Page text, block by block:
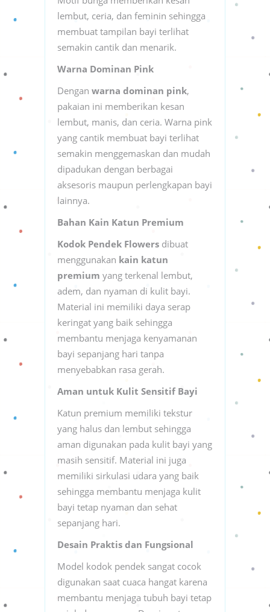
lembut, ceria, dan feminin sehingga
membuat tampilan bayi terlihat
semakin cantik dan menarik.
Warna Dominan Pink
Dengan warna dominan pink,
pakaian ini memberikan kesan
lembut, manis, dan ceria. Warna pink
yang cantik membuat bayi terlihat
semakin menggemaskan dan mudah
dipadukan dengan berbagai
aksesoris maupun perlengkapan bayi
lainnya.
Bahan Kain Katun Premium
Kodok Pendek Flowers dibuat
menggunakan kain katun
premium yang terkenal lembut,
adem, dan nyaman di kulit bayi.
Material ini memiliki daya serap
keringat yang baik sehingga
membantu menjaga kenyamanan
bayi sepanjang hari tanpa
menyebabkan rasa gerah.
Aman untuk Kulit Sensitif Bayi
Katun premium memiliki tekstur
yang halus dan lembut sehingga
aman digunakan pada kulit bayi yang
masih sensitif. Material ini juga
memiliki sirkulasi udara yang baik
sehingga membantu menjaga kulit
bayi tetap nyaman dan sehat
sepanjang hari.
Desain Praktis dan Fungsional
Model kodok pendek sangat cocok
digunakan saat cuaca hangat karena
membantu menjaga tubuh bayi tetap